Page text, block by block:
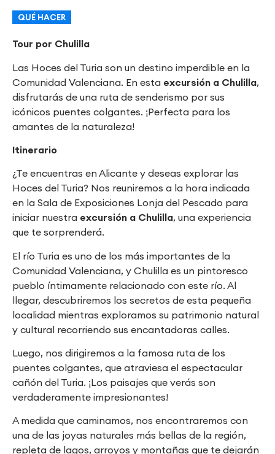
QUÉ HACER
Tour por Chulilla
Las Hoces del Turia son un destino imperdible en la
Comunidad Valenciana. En esta excursión a Chulilla,
disfrutarás de una ruta de senderismo por sus
icónicos puentes colgantes. ¡Perfecta para los
amantes de la naturaleza!
Itinerario
¿Te encuentras en Alicante y deseas explorar las
Hoces del Turia? Nos reuniremos a la hora indicada
en la Sala de Exposiciones Lonja del Pescado para
iniciar nuestra excursión a Chulilla, una experiencia
que te sorprenderá.
El río Turia es uno de los más importantes de la
Comunidad Valenciana, y Chulilla es un pintoresco
pueblo íntimamente relacionado con este río. Al
llegar, descubriremos los secretos de esta pequeña
localidad mientras exploramos su patrimonio natural
y cultural recorriendo sus encantadoras calles.
Luego, nos dirigiremos a la famosa ruta de los
puentes colgantes, que atraviesa el espectacular
cañón del Turia. ¡Los paisajes que verás son
verdaderamente impresionantes!
A medida que caminamos, nos encontraremos con
una de las joyas naturales más bellas de la región,
repleta de lagos, arroyos y montañas que te dejarán